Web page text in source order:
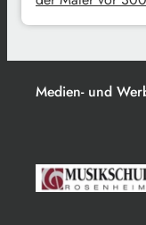
Medien- und